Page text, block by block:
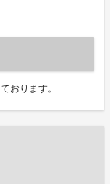
おります。